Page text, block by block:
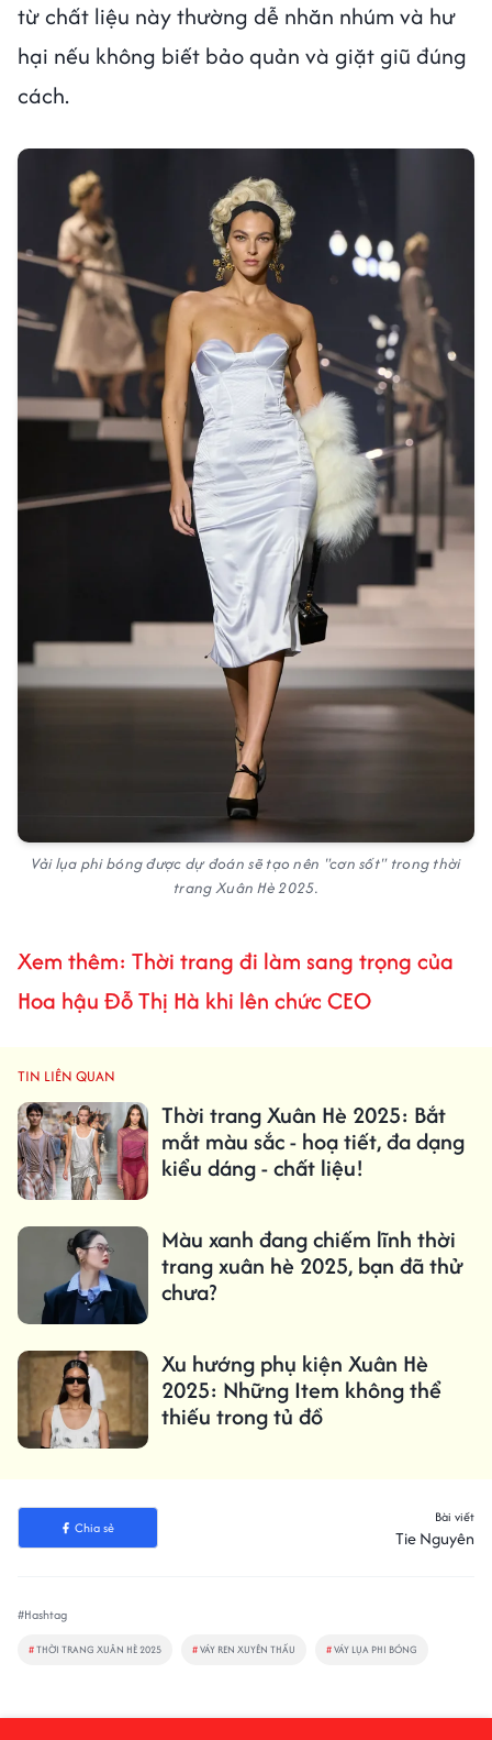
từ chất liệu này thường dễ nhăn nhúm và hư
hại nếu không biết bảo quản và giặt giũ đúng
cách.
Vải lụa phi bóng được dự đoán sẽ tạo nên "cơn sốt" trong thời
trang Xuân Hè 2025.
Xem thêm: Thời trang đi làm sang trọng của
Hoa hậu Đỗ Thị Hà khi lên chức CEO
TIN LIÊN QUAN
Thời trang Xuân Hè 2025: Bắt
mắt màu sắc - hoạ tiết, đa dạng
kiểu dáng - chất liệu!
Màu xanh đang chiếm lĩnh thời
trang xuân hè 2025, bạn đã thử
chưa?
Xu hướng phụ kiện Xuân Hè
2025: Những Item không thể
thiếu trong tủ đồ
Chia sẻ
Bài viết
Tie Nguyên
#Hashtag
#THỜI TRANG XUÂN HÈ 2025 #VÁY REN XUYÊN THẤU #VÁY LỤA PHI BÓNG